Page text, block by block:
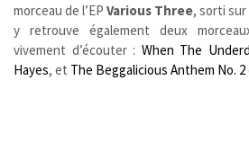
morceau de l’EP Various Three, sorti sur
y retrouve également deux
vivement d’écouter : When The
Hayes, et The Beggalicious Anthem No. 2